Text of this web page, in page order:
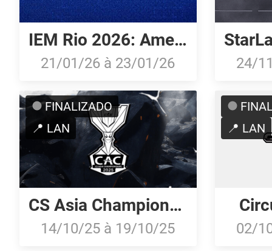
IEM Rio 2026: American Qualifier
21/01/26 à 23/01/26 24/
FINALIZADO
📍 LAN
CS Asia Championships 2025
14/10/25 à 19/10/25
📍 LAN
02/